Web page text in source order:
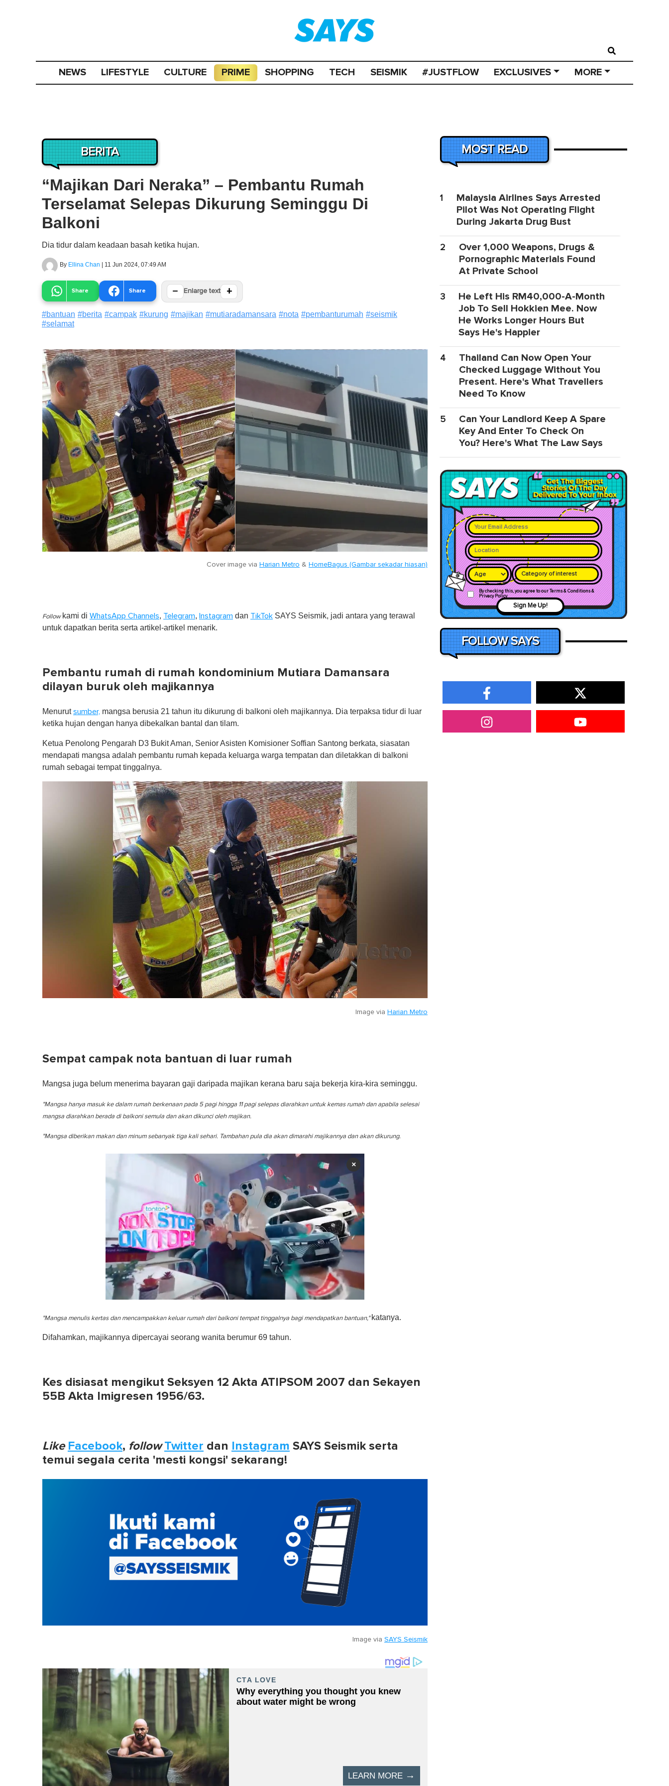
NEWS LIFESTYLE CULTURE PRIME SHOPPING TECH SEISMIK #JUSTFLOW EXCLUSIVES MORE
BERITA
“Majikan Dari Neraka” – Pembantu Rumah
Terselamat Selepas Dikurung Seminggu Di
Balkoni
Dia tidur dalam keadaan basah ketika hujan.
By Ellina Chan | 11 Jun 2024, 07:49 AM
Share Share − Enlarge text +
#bantuan #berita #campak #kurung #majikan #mutiaradamansara #nota #pembanturumah #seismik
#selamat
Cover image via Harian Metro & HomeBagus (Gambar sekadar hiasan)
Follow kami di WhatsApp Channels, Telegram, Instagram dan TikTok SAYS Seismik, jadi antara yang terawal
untuk dapatkan berita serta artikel-artikel menarik.
Pembantu rumah di rumah kondominium Mutiara Damansara
dilayan buruk oleh majikannya
Menurutsumber, mangsa berusia 21 tahun itu dikurung di balkoni oleh majikannya. Dia terpaksa tidur di luar
ketika hujan dengan hanya dibekalkan bantal dan tilam.
Ketua Penolong Pengarah D3 Bukit Aman, Senior Asisten Komisioner Soffian Santong berkata, siasatan
mendapati mangsa adalah pembantu rumah kepada keluarga warga tempatan dan diletakkan di balkoni
rumah sebagai tempat tinggalnya.
Image via Harian Metro
Sempat campak nota bantuan di luar rumah
Mangsa juga belum menerima bayaran gaji daripada majikan kerana baru saja bekerja kira-kira seminggu.
"Mangsa hanya masuk ke dalam rumah berkenaan pada 5 pagi hingga 11 pagi selepas diarahkan untuk kemas rumah dan apabila selesai
mangsa diarahkan berada di balkoni semula dan akan dikunci oleh majikan.
"Mangsa diberikan makan dan minum sebanyak tiga kali sehari. Tambahan pula dia akan dimarahi majikannya dan akan dikurung.
×
e
o
1
i
0
V
o
u
"Mangsa menulis kertas dan mencampakkan keluar rumah dari balkoni tempat tinggalnya bagi mendapatkan bantuan," katanya.
Difahamkan, majikannya dipercayai seorang wanita berumur 69 tahun.
Kes disiasat mengikut Seksyen 12 Akta ATIPSOM 2007 dan Sekayen
55B Akta Imigresen 1956/63.
Like Facebook, follow Twitter dan Instagram SAYS Seismik serta
temui segala cerita 'mesti kongsi' sekarang!
Image via SAYS Seismik
MOST READ
1
Malaysia Airlines Says Arrested
Pilot Was Not Operating Flight
During Jakarta Drug Bust
2
Over 1,000 Weapons, Drugs &
Pornographic Materials Found
At Private School
3
He Left His RM40,000-A-Month
Job To Sell Hokkien Mee. Now
He Works Longer Hours But
Says He's Happier
4
Thailand Can Now Open Your
Checked Luggage Without You
Present. Here's What Travellers
Need To Know
5
Can Your Landlord Keep A Spare
Key And Enter To Check On
You? Here's What The Law Says
Category of interest
By checking this, you agree to our Terms & Conditions &
Privacy Policy
Sign Me Up!
FOLLOW SAYS